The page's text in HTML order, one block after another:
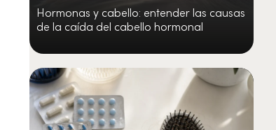
Hormonas y cabello: entender las causas
de la caída del cabello hormonal